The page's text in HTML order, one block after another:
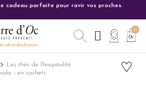
cadeau parfaite pour ravir vos proches.
Les thés de l'hospitalité
- en sachets